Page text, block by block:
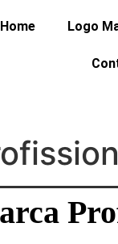
Home Logo